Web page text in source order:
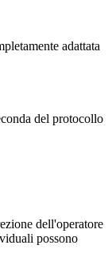
adattata
del protocollo
dell'operatore
possono